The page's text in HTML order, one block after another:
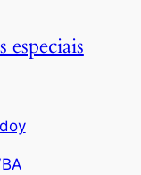
especiais